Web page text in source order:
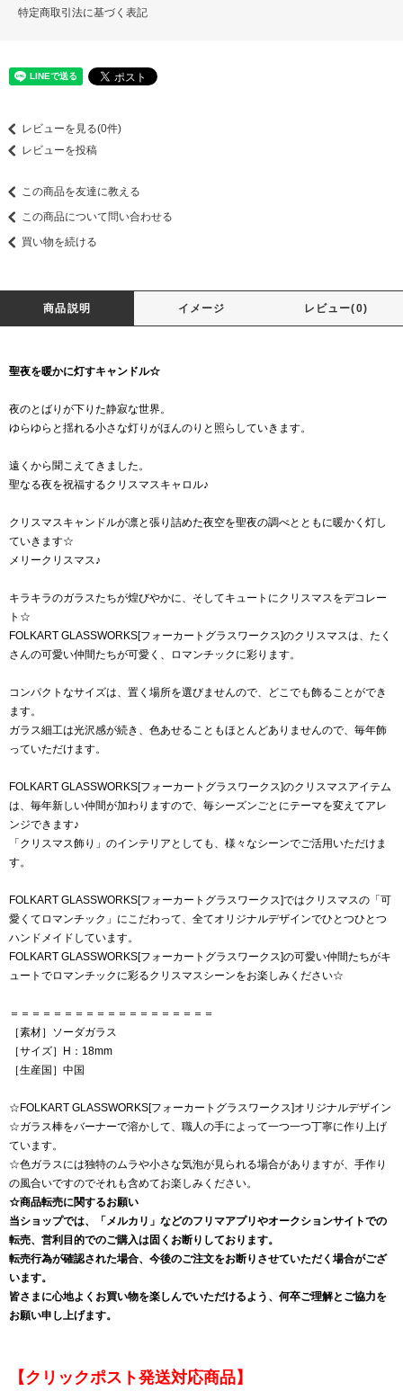
特定商取引法に基づく表記
レビューを見る(0件)
レビューを投稿
この商品を友達に教える
この商品について問い合わせる
買い物を続ける
商品説明 イメージ レビュー(0)
聖夜を暖かに灯すキャンドル☆
夜のとばりが下りた静寂な世界。
ゆらゆらと揺れる小さな灯りがほんのりと照らしていきます。
遠くから聞こえてきました。
聖なる夜を祝福するクリスマスキャロル♪
クリスマスキャンドルが凛と張り詰めた夜空を聖夜の調べとともに暖かく灯し
ていきます☆
メリークリスマス♪
キラキラのガラスたちが煌びやかに、そしてキュートにクリスマスをデコレー
ト☆
FOLKART GLASSWORKS[フォーカートグラスワークス]のクリスマスは、たく
さんの可愛い仲間たちが可愛く、ロマンチックに彩ります。
コンパクトなサイズは、置く場所を選びませんので、どこでも飾ることができ
ます。
ガラス細工は光沢感が続き、色あせることもほとんどありませんので、毎年飾
っていただけます。
FOLKART GLASSWORKS[フォーカートグラスワークス]のクリスマスアイテム
は、毎年新しい仲間が加わりますので、毎シーズンごとにテーマを変えてアレ
ンジできます♪
「クリスマス飾り」のインテリアとしても、様々なシーンでご活用いただけま
す。
FOLKART GLASSWORKS[フォーカートグラスワークス]ではクリスマスの「可
愛くてロマンチック」にこだわって、全てオリジナルデザインでひとつひとつ
ハンドメイドしています。
FOLKART GLASSWORKS[フォーカートグラスワークス]の可愛い仲間たちがキ
ュートでロマンチックに彩るクリスマスシーンをお楽しみください☆
＝＝＝＝＝＝＝＝＝＝＝＝＝＝＝＝＝＝＝
［素材］ソーダガラス
［サイズ］H：18mm
［生産国］中国
☆FOLKART GLASSWORKS[フォーカートグラスワークス]オリジナルデザイン
☆ガラス棒をバーナーで溶かして、職人の手によって一つ一つ丁寧に作り上げ
ています。
☆色ガラスには独特のムラや小さな気泡が見られる場合がありますが、手作り
の風合いですのでそれも含めてお楽しみください。
☆商品転売に関するお願い
当ショップでは、「メルカリ」などのフリマアプリやオークションサイトでの
転売、営利目的でのご購入は固くお断りしております。
転売行為が確認された場合、今後のご注文をお断りさせていただく場合がござ
います。
皆さまに心地よくお買い物を楽しんでいただけるよう、何卒ご理解とご協力を
お願い申し上げます。
【クリックポスト発送対応商品】